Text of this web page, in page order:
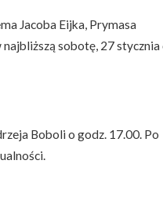
Jacoba Eijka, Prymasa
najbliższą sobotę, 27 stycznia
Boboli o godz. 17.00. Po